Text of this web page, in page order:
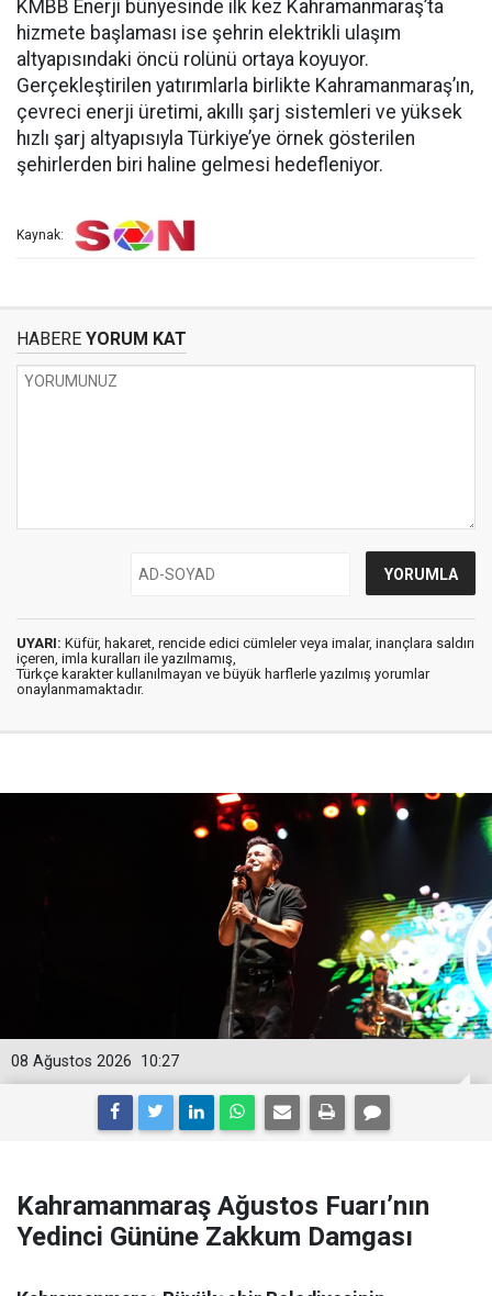
KMBB Enerji bünyesinde ilk kez Kahramanmaraş’ta
hizmete başlaması ise şehrin elektrikli ulaşım
altyapısındaki öncü rolünü ortaya koyuyor.
Gerçekleştirilen yatırımlarla birlikte Kahramanmaraş’ın,
çevreci enerji üretimi, akıllı şarj sistemleri ve yüksek
hızlı şarj altyapısıyla Türkiye’ye örnek gösterilen
şehirlerden biri haline gelmesi hedefleniyor.
Kaynak:
HABERE YORUM KAT
UYARI: Küfür, hakaret, rencide edici cümleler veya imalar, inançlara saldırı
içeren, imla kuralları ile yazılmamış,
Türkçe karakter kullanılmayan ve büyük harflerle yazılmış yorumlar
onaylanmamaktadır.
10:27
08 Ağustos 2026
Kahramanmaraş Ağustos Fuarı’nın
Yedinci Gününe Zakkum Damgası